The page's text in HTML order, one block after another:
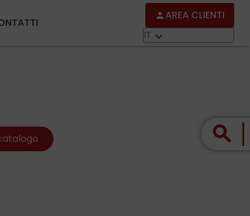
person AREA CLIENTI
IT keyboard_arrow_down
search